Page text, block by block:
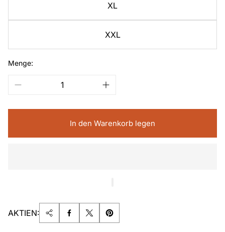
XL
XXL
Menge:
In den Warenkorb legen
AKTIEN: